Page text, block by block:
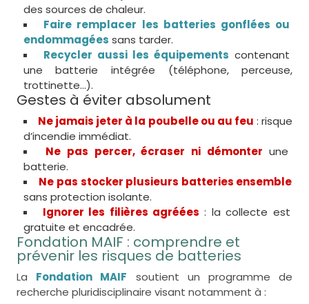
des sources de chaleur.
Faire remplacer les batteries gonflées ou
endommagées sans tarder.
Recycler aussi les équipements contenant
une batterie intégrée (téléphone, perceuse,
trottinette…).
Gestes à éviter absolument
Ne jamais jeter à la poubelle ou au feu : risque
d’incendie immédiat.
Ne pas percer, écraser ni démonter une
batterie.
Ne pas stocker plusieurs batteries ensemble
sans protection isolante.
Ignorer les filières agréées : la collecte est
gratuite et encadrée.
Fondation MAIF : comprendre et
prévenir les risques de batteries
La Fondation MAIF
soutient un programme de
recherche pluridisciplinaire visant notamment à :